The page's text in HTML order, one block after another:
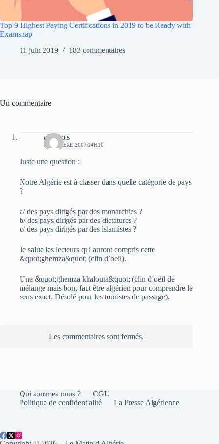
Top 9 Highest Paying Certifications in 2019 to be Ready with
Examsnap
11 juin 2019
183 commentaires
Un commentaire
alger ois
8 OCTOBRE 2007/14H10
Juste une question :
Notre Algérie est à classer dans quelle catégorie de pays
?
a/ des pays dirigés par des monarchies ?
b/ des pays dirigés par des dictatures ?
c/ des pays dirigés par des islamistes ?
Je salue les lecteurs qui auront compris cette
&quot;ghemza&quot; (clin d’oeil).
Une &quot;ghemza khalouta&quot; (clin d’oeil de
mélange mais bon, faut être algérien pour comprendre le
sens exact. Désolé pour les touristes de passage).
Les commentaires sont fermés.
Qui sommes-nous ?
CGU
Politique de confidentialité
La Presse Algérienne